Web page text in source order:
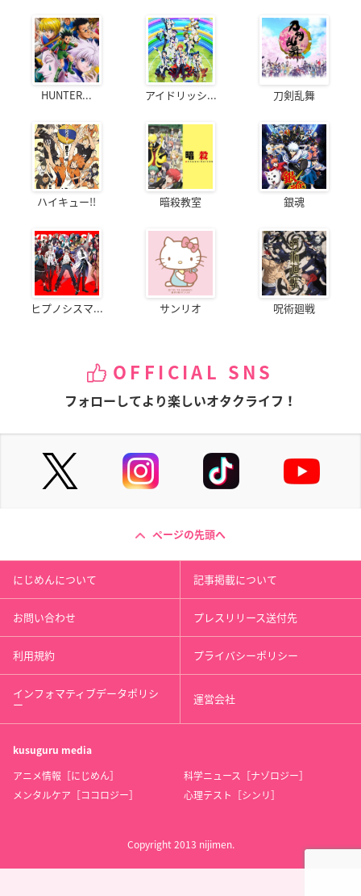
HUNTER... アイドリッシ... 刀剣乱舞
ハイキュー!! 暗殺教室 銀魂
ヒプノシスマ... サンリオ 呪術廻戦
OFFICIAL SNS
フォローしてより楽しいオタクライフ！
ページの先頭へ
にじめんについて 記事掲載について
お問い合わせ プレスリリース送付先
利用規約 プライバシーポリシー
インフォマティブデータポリシ
ー 運営会社
kusuguru media
アニメ情報［にじめん］
科学ニュース［ナゾロジー］
メンタルケア［ココロジー］
心理テスト［シンリ］
Copyright 2013 nijimen.